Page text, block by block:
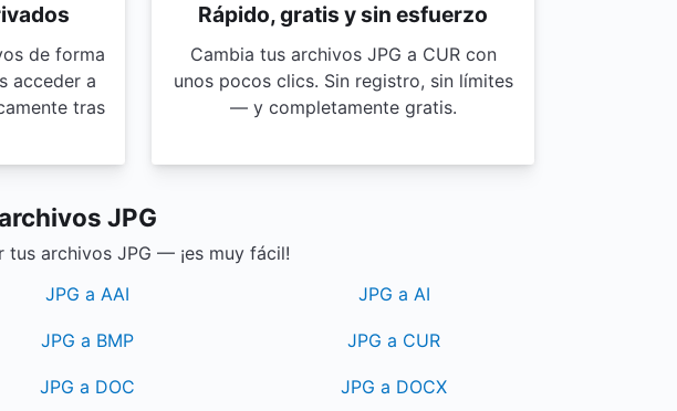
de forma
acceder a
tras
Rápido, gratis y sin esfuerzo
Cambia tus archivos JPG a CUR con
unos pocos clics. Sin registro, sin límites
— y completamente gratis.
JPG
archivos JPG — ¡es muy fácil!
JPG a AAI JPG a AI
JPG a BMP JPG a CUR
JPG a DOC JPG a DOCX